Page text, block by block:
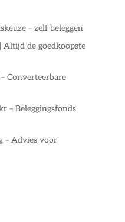
– zelf beleggen
de goedkoopste
Converteerbare
– Beleggingsfonds
– Advies voor